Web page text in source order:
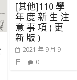
[其他]110 學
年 度 新 生 注
意 事 項 ( 更
新 版 )
2021 年 9 月 9
日
0